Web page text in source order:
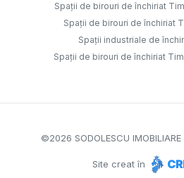
Spații de birouri de închiriat
Spații de birouri de închiriat
Spații industriale de
Spații de birouri de închiriat
©2026 SODOLESCU
Site creat în